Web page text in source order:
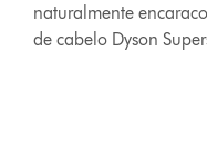
naturalmente
de cabelo Dyson